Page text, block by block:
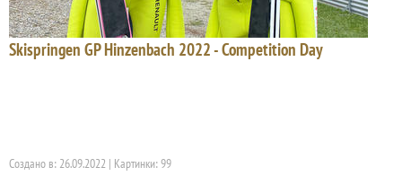
Skispringen GP Hinzenbach 2022 - Competition Day
Создано в: 26.09.2022 | Картинки: 99